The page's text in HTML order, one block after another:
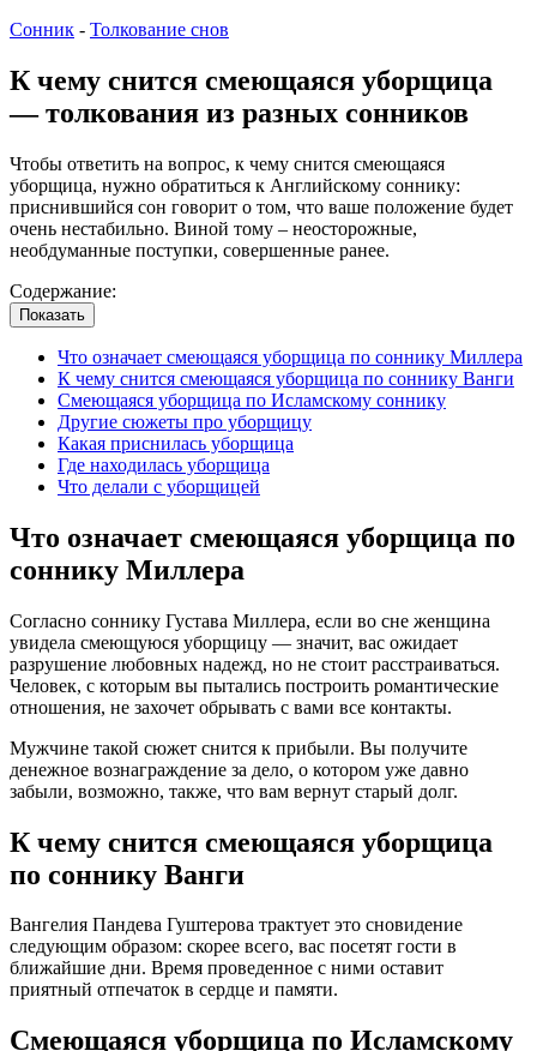
Сонник - Толкование снов
К чему снится смеющаяся уборщица
— толкования из разных сонников
Чтобы ответить на вопрос, к чему снится смеющаяся
уборщица, нужно обратиться к Английскому соннику:
приснившийся сон говорит о том, что ваше положение будет
очень нестабильно. Виной тому – неосторожные,
необдуманные поступки, совершенные ранее.
Содержание:
Показать
Что означает смеющаяся уборщица по соннику Миллера
К чему снится смеющаяся уборщица по соннику Ванги
Смеющаяся уборщица по Исламскому соннику
Другие сюжеты про уборщицу
Какая приснилась уборщица
Где находилась уборщица
Что делали с уборщицей
Что означает смеющаяся уборщица по
соннику Миллера
Согласно соннику Густава Миллера, если во сне женщина
увидела смеющуюся уборщицу — значит, вас ожидает
разрушение любовных надежд, но не стоит расстраиваться.
Человек, с которым вы пытались построить романтические
отношения, не захочет обрывать с вами все контакты.
Мужчине такой сюжет снится к прибыли. Вы получите
денежное вознаграждение за дело, о котором уже давно
забыли, возможно, также, что вам вернут старый долг.
К чему снится смеющаяся уборщица
по соннику Ванги
Вангелия Пaндева Гуштерова трактует это сновидение
следующим образом: скорее всего, вас посетят гости в
ближайшие дни. Время проведенное с ними оставит
приятный отпечаток в сердце и памяти.
Смеющаяся уборщица по Исламскому